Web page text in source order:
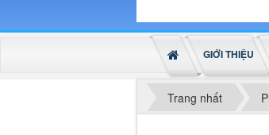
GIỚI THIỆU
Trang nhất